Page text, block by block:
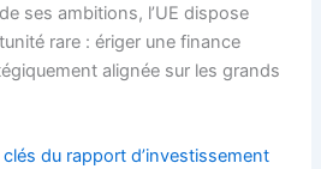
ses ambitions, l’UE dispose
rare : ériger une finance
alignée sur les grands
du rapport d’investissement